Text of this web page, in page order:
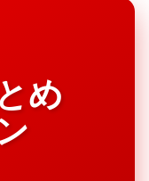
め